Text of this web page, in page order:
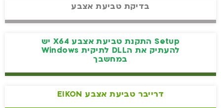
בדיקת טביעת אצבע
Setup התקנת טביעת אצבע X64 יש
להעתיק את הDLL לתיקית Windows
במחשבך
דרייבר טביעת אצבע EIKON